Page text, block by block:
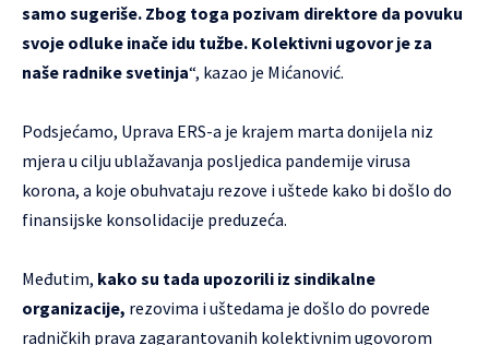
samo sugeriše. Zbog toga pozivam direktore da povuku
svoje odluke inače idu tužbe. Kolektivni ugovor je za
naše radnike svetinja“, kazao je Mićanović.
Podsjećamo, Uprava ERS-a je krajem marta donijela niz
mjera u cilju ublažavanja posljedica pandemije virusa
korona, a koje obuhvataju rezove i uštede kako bi došlo do
finansijske konsolidacije preduzeća.
Međutim, kako su tada upozorili iz sindikalne
organizacije, rezovima i uštedama je došlo do povrede
radničkih prava zagarantovanih kolektivnim ugovorom